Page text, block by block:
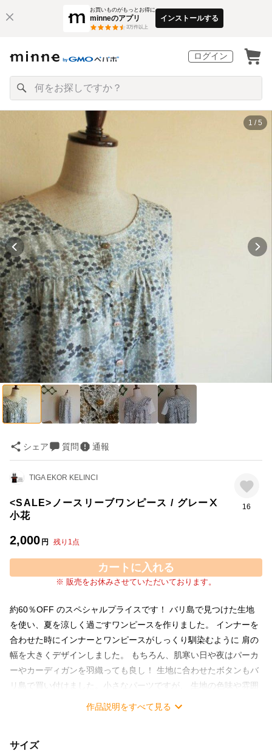
お買いものがもっとお得に
minneのアプリ
3万件以上
インストールする
ログイン
1 / 5
シェア 質問 通報
TIGA EKOR KELINCI
<SALE>ノースリーブワンピース / グレーⅩ
小花
2,000 円 残り 1点
16
カートに入れる
※ 販売をお休みさせていただいております。
約60％OFF のスペシャルプライスです！ バリ島で見つけた生地
を使い、夏を涼しく過ごすワンピースを作りました。 インナーを
合わせた時にインナーとワンピースがしっくり馴染むように 肩の
幅を大きくデザインしました。 もちろん、肌寒い日や夜はパーカ
ーやカーディガンを羽織っても良し！ 生地に合わせたボタンもバ
リ島で買い付けました。小さなパーツですが、 生地の色味や雰囲
気に合わせて選んでいます。 少し着丈が短いので、パンツなどを
シェルボタンです。 ロングのカーディガンを合わせたら女性らし
作品説明をすべて見る
サイズ